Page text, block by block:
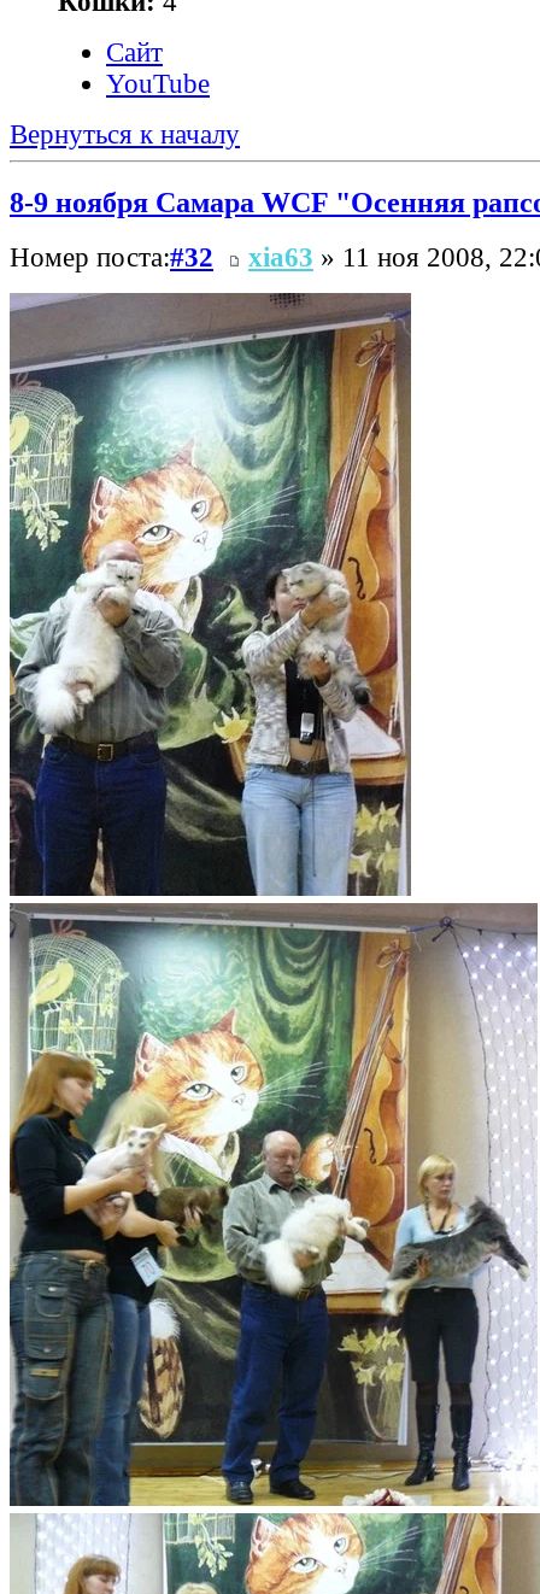
Сайт
YouTube
Вернуться к началу
8-9 ноября Самара WCF "Осенняя
Номер поста:#32 xia63 » 11 ноя 2008,